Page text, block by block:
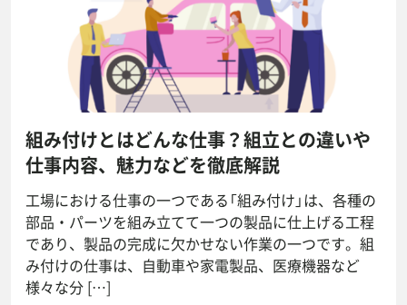
組み付けとはどんな仕事？組立との違いや
仕事内容、魅力などを徹底解説
工場における仕事の一つである「組み付け」は、各種の
部品・パーツを組み立てて一つの製品に仕上げる工程
であり、製品の完成に欠かせない作業の一つです。組
み付けの仕事は、自動車や家電製品、医療機器など
様々な分 […]